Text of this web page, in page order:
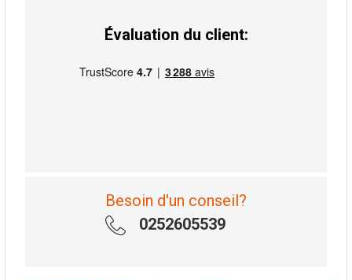
Évaluation du client:
Besoin d'un conseil?
0252605539